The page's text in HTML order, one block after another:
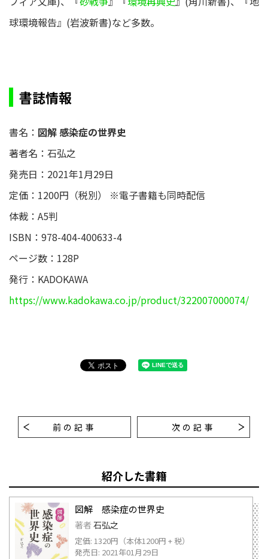
球環境報告』(岩波新書)など多数。
書誌情報
書名： 図解 感染症の世界史
著者名：石弘之
発売日：2021年1月29日
定価：1200円（税別） ※電子書籍も同時配信
体裁：A5判
ISBN：978-404-400633-4
ページ数：128P
発行：KADOKAWA
https://www.kadokawa.co.jp/product/322007000074/
前の記事 次の記事
紹介した書籍
図解 感染症の世界史
著者 石弘之
定価: 1320円（本体1200円 + 税）
発売日: 2021年01月29日